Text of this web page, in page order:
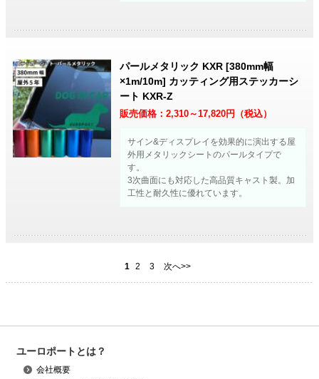
パールメタリック KXR [380mm幅
×1m/10m] カッティング用ステッカーシ
ート KXR-Z
販売価格：2,310～17,820円（税込）
サイン&ディスプレイを効果的に演出する屋
外用メタリックシートのパールタイプで
す。
3次曲面にも対応した高品質キャスト製。加
工性と耐久性に優れています。
1 2 3 次へ>>
ユーロポートとは？
会社概要